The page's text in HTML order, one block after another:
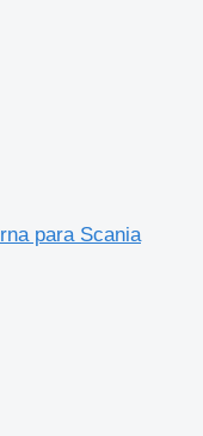
para Scania